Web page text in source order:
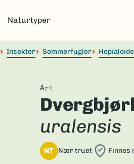
Naturtyper
Insekter Sommerfugler
Art
uralensis
NT Nær truet Finnes